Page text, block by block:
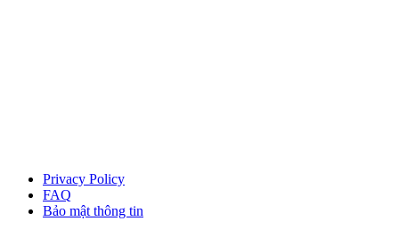
Privacy Policy
FAQ
Bảo mật thông tin